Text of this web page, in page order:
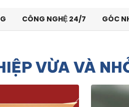
CÔNG NGHỆ 24/7 GÓC
VỪA VÀ